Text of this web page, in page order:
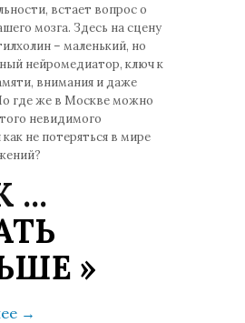
встает вопрос о
мозга. Здесь на сцену
– маленький, но
нейромедиатор, ключ к
внимания и даже
где же в Москве можно
невидимого
не потеряться в мире
...
»
→